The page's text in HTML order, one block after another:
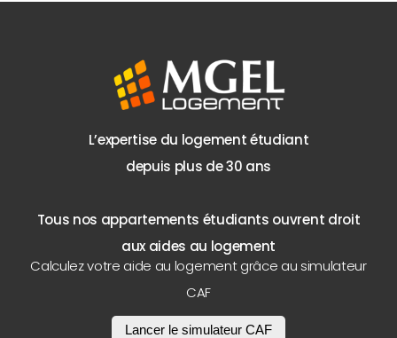
L’expertise du logement étudiant
depuis plus de 30 ans
Tous nos appartements étudiants ouvrent droit
aux aides au logement
Calculez votre aide au logement grâce au simulateur
CAF
Lancer le simulateur CAF